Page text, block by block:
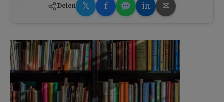
Delen 𝕏 f in ✉